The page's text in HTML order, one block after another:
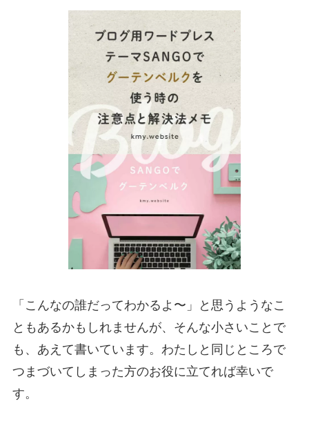
「こんなの誰だってわかるよ〜」と思うようなこ
ともあるかもしれませんが、そんな小さいことで
も、あえて書いています。わたしと同じところで
つまづいてしまった方のお役に立てれば幸いで
す。